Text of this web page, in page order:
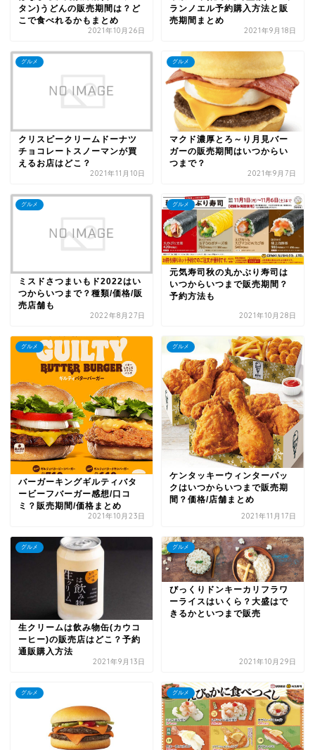
タン)うどんの販売期間は？ど
こで食べれるかもまとめ
2021年10月26日
ランノエル予約購入方法と販
売期間まとめ
2021年9月18日
グルメ
クリスピークリームドーナツ
チョコレートスノーマンが買
えるお店はどこ？
2021年11月10日
グルメ
マクド濃厚とろ～り月見バー
ガーの販売期間はいつからい
つまで？
2021年9月7日
グルメ
ミスドさつまいもド2022はい
つからいつまで？種類/価格/販
売店舗も
2022年8月27日
グルメ
元気寿司秋の丸かぶり寿司は
いつからいつまで販売期間？
予約方法も
2021年10月28日
グルメ
バーガーキングギルティバタ
ービーフバーガー感想/口コ
ミ？販売期間/価格まとめ
2021年10月23日
グルメ
ケンタッキーウィンターパッ
クはいつからいつまで販売期
間？価格/店舗まとめ
2021年11月17日
グルメ
生クリームは飲み物缶(カウコ
ーヒー)の販売店はどこ？予約
通販購入方法
2021年9月13日
グルメ
びっくりドンキーカリフラワ
ーライスはいくら？大盛はで
きるかといつまで販売
2021年10月29日
グルメ グルメ